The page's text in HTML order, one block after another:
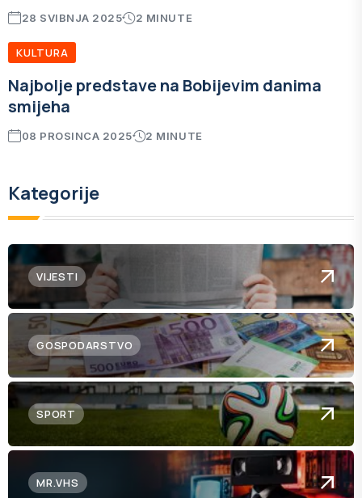
28 SVIBNJA 2025 2 MINUTE
KULTURA
Najbolje predstave na Bobijevim danima
smijeha
08 PROSINCA 2025 2 MINUTE
Kategorije
VIJESTI
GOSPODARSTVO
SPORT
MR.VHS